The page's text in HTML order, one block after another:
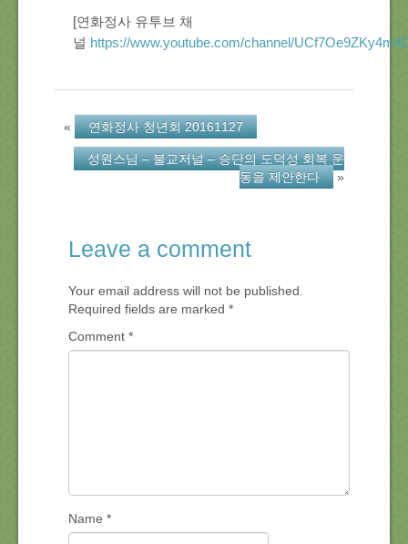
[연화정사 유투브 채
널 https://www.youtube.com/channel/
« 연화정사 청년회 20161127
성원스님 – 불교저널 – 승단의 도덕성 회복 운
동을 제안한다
»
Leave a comment
Your email address will not be published.
Required fields are marked *
Comment *
Name *